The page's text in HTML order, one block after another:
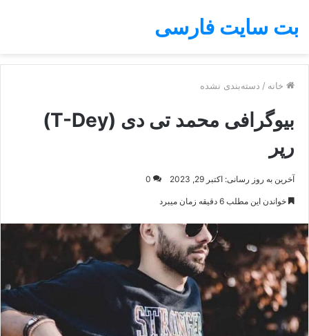
بت سایت فارسی
خانه / دسته‌بندی نشده
بیوگرافی محمد تی دی (T-Dey)
رپر
آخرین به روز رسانی: اکتبر 29, 2023 0
خواندن این مطلب 6 دقیقه زمان میبرد